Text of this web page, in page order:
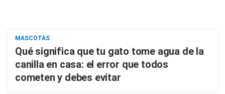
MASCOTAS
Qué significa que tu gato tome agua de la
canilla en casa: el error que todos
cometen y debes evitar